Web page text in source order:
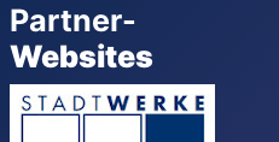
Partner-
Websites